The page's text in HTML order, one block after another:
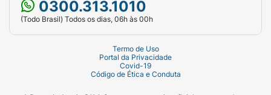
0300.313.1010
(Todo Brasil) Todos os dias, 06h às 00h
Termo de Uso
Portal da Privacidade
Covid-19
Código de Ética e Conduta